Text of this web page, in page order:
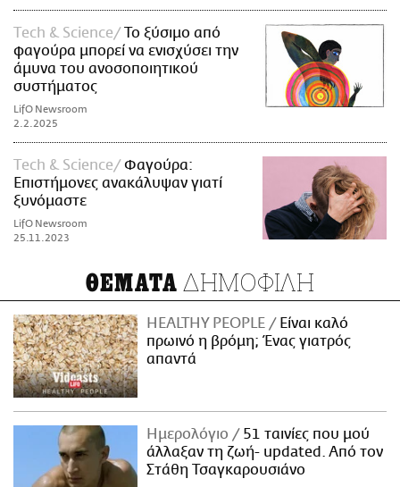
Τech & Science
Το ξύσιμο από
φαγούρα μπορεί να ενισχύσει την
άμυνα του ανοσοποιητικού
συστήματος
LifO Newsroom
2.2.2025
Τech & Science
Φαγούρα:
Επιστήμονες ανακάλυψαν γιατί
ξυνόμαστε
LifO Newsroom
25.11.2023
ΘΕΜΑΤΑ ΔΗΜΟΦΙΛΗ
HEALTHY PEOPLE
Είναι καλό
πρωινό η βρόμη; Ένας γιατρός
απαντά
Ημερολόγιο
51 ταινίες που μού
άλλαξαν τη ζωή- updated. Aπό τον
Στάθη Τσαγκαρουσιάνο